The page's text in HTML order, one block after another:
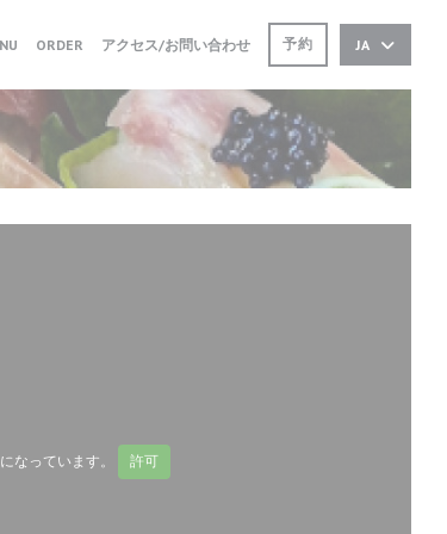
((新しいウィンドウで開きます))
ORDER ((新しいウィンドウで開きます))
アクセス/お問い合わせ 予約 JA
なっています。 許可